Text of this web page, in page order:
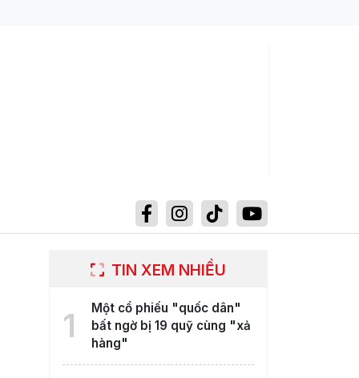
TIN XEM NHIỀU
1
Một cổ phiếu "quốc dân"
bất ngờ bị 19 quỹ cùng "xả
hàng"